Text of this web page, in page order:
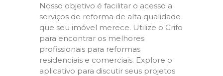
Nosso objetivo é facilitar o acesso a
serviços de reforma de alta qualidade
que seu imóvel merece. Utilize o Grifo
para encontrar os melhores
profissionais para reformas
residenciais e comerciais. Explore o
aplicativo para discutir seus projetos